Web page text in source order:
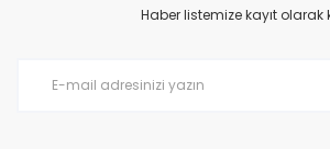
Ürün açıklamasında eksik bilgiler
Haber listemize kayıt